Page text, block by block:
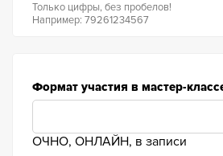
Только цифры, без пробелов!
Например: 79261234567
Формат участия в мастер-
ОЧНО, ОНЛАЙН, в записи